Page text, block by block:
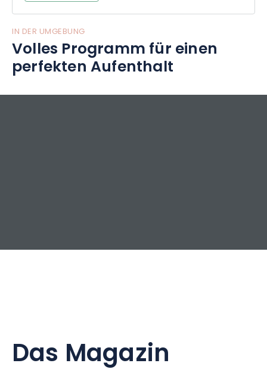
IN DER UMGEBUNG
Volles Programm für einen
perfekten Aufenthalt
Das Magazin